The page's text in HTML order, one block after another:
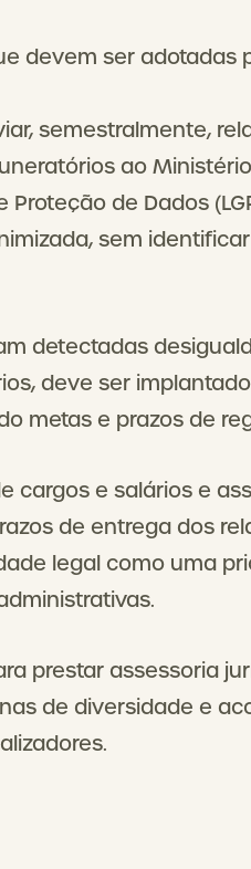
devem ser adotadas
semestralmente,
ao
Proteção de Dados
sem
detectadas
deve ser
metas e prazos de
cargos e salários e
de entrega dos
legal como uma
prestar assessoria
de diversidade e